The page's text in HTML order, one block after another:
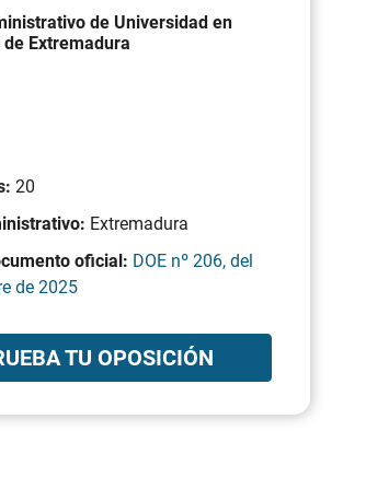
de Universidad en
Extremadura
20
Extremadura
oficial: DOE nº 206, del
de 2025
TU OPOSICIÓN